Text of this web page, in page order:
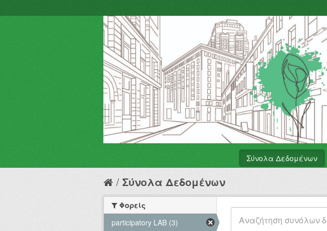
Σύνολα Δεδομένων
Σύνολα Δεδομένων
Φορείς
participatory LAB (3)